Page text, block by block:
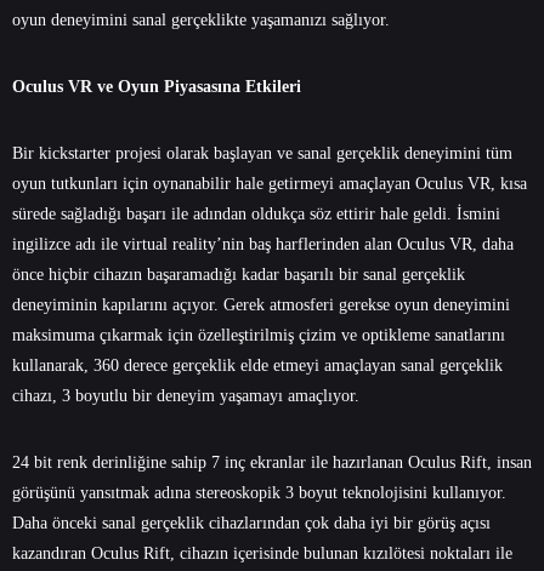
oyun deneyimini sanal gerçeklikte yaşamanızı sağlıyor.
Oculus VR ve Oyun Piyasasına Etkileri
Bir kickstarter projesi olarak başlayan ve sanal gerçeklik deneyimini tüm
oyun tutkunları için oynanabilir hale getirmeyi amaçlayan Oculus VR, kısa
sürede sağladığı başarı ile adından oldukça söz ettirir hale geldi. İsmini
ingilizce adı ile virtual reality’nin baş harflerinden alan Oculus VR, daha
önce hiçbir cihazın başaramadığı kadar başarılı bir sanal gerçeklik
deneyiminin kapılarını açıyor. Gerek atmosferi gerekse oyun deneyimini
maksimuma çıkarmak için özelleştirilmiş çizim ve optikleme sanatlarını
kullanarak, 360 derece gerçeklik elde etmeyi amaçlayan sanal gerçeklik
cihazı, 3 boyutlu bir deneyim yaşamayı amaçlıyor.
24 bit renk derinliğine sahip 7 inç ekranlar ile hazırlanan Oculus Rift, insan
görüşünü yansıtmak adına stereoskopik 3 boyut teknolojisini kullanıyor.
Daha önceki sanal gerçeklik cihazlarından çok daha iyi bir görüş açısı
kazandıran Oculus Rift, cihazın içerisinde bulunan kızılötesi noktaları ile